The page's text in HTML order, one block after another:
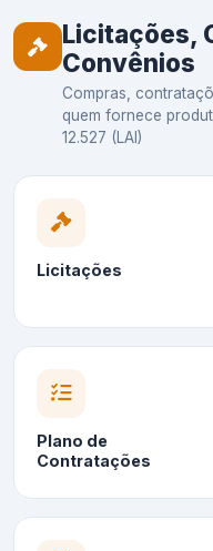
Licitações,
Convênios
Compras,
quem fornece
12.527 (LAI)
Licitações
Plano de
Contratações